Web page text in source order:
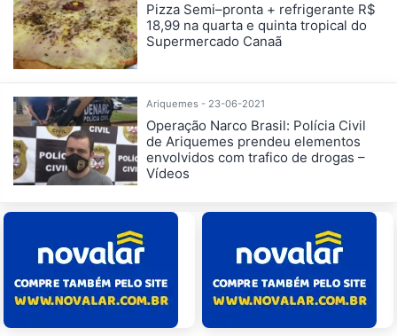
Pizza Semi–pronta + refrigerante R$
18,99 na quarta e quinta tropical do
Supermercado Canaã
Ariquemes - 23-06-2021
Operação Narco Brasil: Polícia Civil
de Ariquemes prendeu elementos
envolvidos com trafico de drogas –
Vídeos